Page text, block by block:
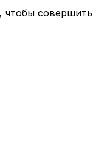
чтобы совершить